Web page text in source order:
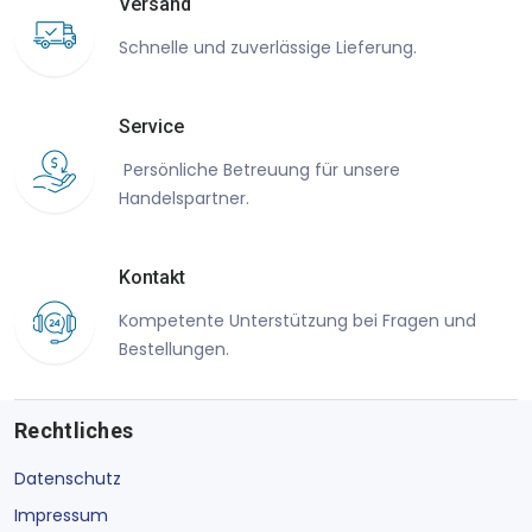
Schnelle und zuverlässige Lieferung.
Service
Persönliche Betreuung für unsere
Handelspartner.
Kontakt
Kompetente Unterstützung bei Fragen und
Bestellungen.
Rechtliches
Datenschutz
Impressum